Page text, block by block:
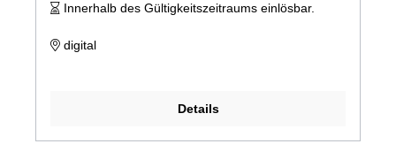
Innerhalb des Gültigkeitszeitraums einlösbar.
digital
Details